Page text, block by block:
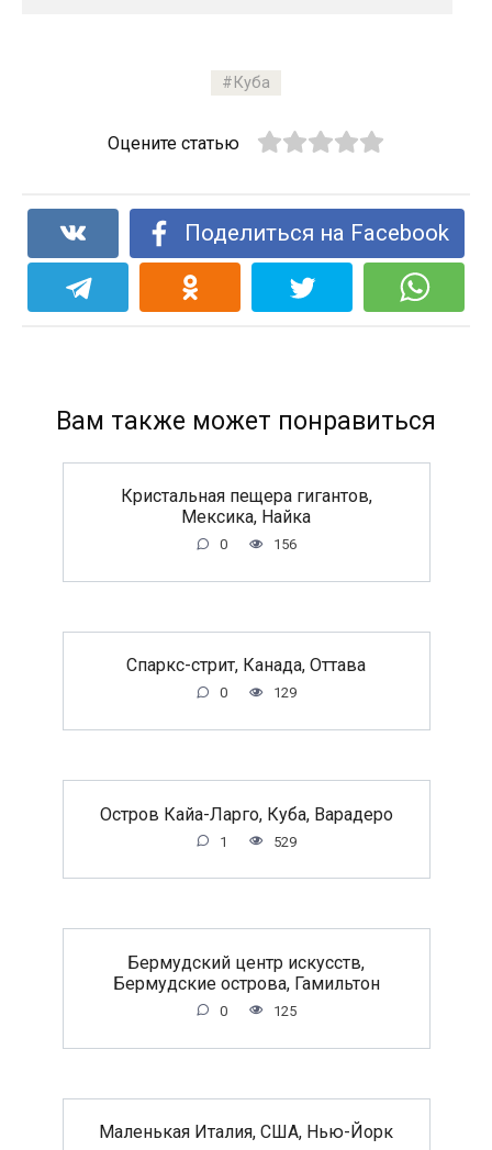
Куба
Оцените статью
Поделиться на Facebook
Вам также может понравиться
Кристальная пещера гигантов,
Мексика, Найка
0 156
Спаркс-стрит, Канада, Оттава
0 129
Остров Кайа-Ларго, Куба, Варадеро
1 529
Бермудский центр искусств,
Бермудские острова, Гамильтон
0 125
Маленькая Италия, США, Нью-Йорк